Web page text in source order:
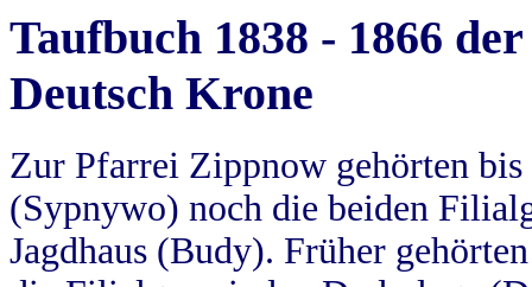
Taufbuch 1838 - 1866
Deutsch Krone
Zur Pfarrei Zippnow gehörten
(Sypnywo) noch die beiden
Jagdhaus (Budy). Früher